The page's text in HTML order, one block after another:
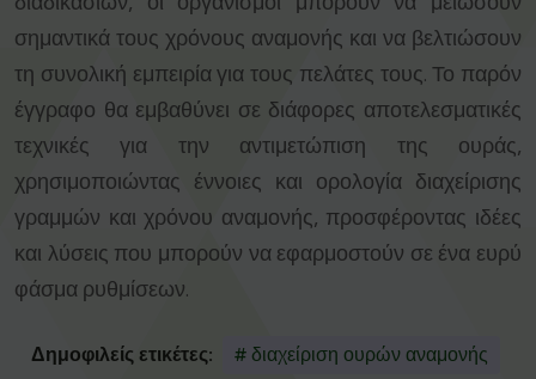
σημαντικά τους χρόνους αναμονής και να βελτιώσουν
τη συνολική εμπειρία για τους πελάτες τους. Το παρόν
έγγραφο θα εμβαθύνει σε διάφορες αποτελεσματικές
τεχνικές για την αντιμετώπιση της ουράς,
χρησιμοποιώντας έννοιες και ορολογία διαχείρισης
γραμμών και χρόνου αναμονής, προσφέροντας ιδέες
και λύσεις που μπορούν να εφαρμοστούν σε ένα ευρύ
φάσμα ρυθμίσεων.
Δημοφιλείς ετικέτες: # διαχείριση ουρών αναμονής